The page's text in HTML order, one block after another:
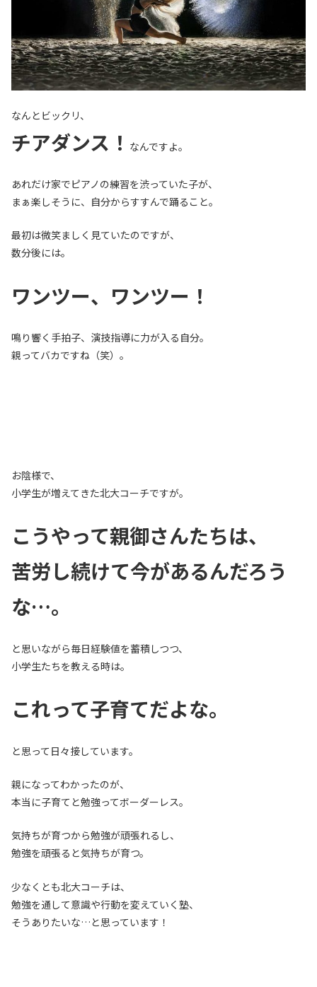
なんとビックリ、
チアダンス！ なんですよ。
あれだけ家でピアノの練習を渋っていた子が、
まぁ楽しそうに、自分からすすんで踊ること。
最初は微笑ましく見ていたのですが、
数分後には。
ワンツー、ワンツー！
鳴り響く手拍子、演技指導に力が入る自分。
親ってバカですね（笑）。
お陰様で、
小学生が増えてきた北大コーチですが。
こうやって親御さんたちは、
苦労し続けて今があるんだろう
な…。
と思いながら毎日経験値を蓄積しつつ、
小学生たちを教える時は。
これって子育てだよな。
と思って日々接しています。
親になってわかったのが、
本当に子育てと勉強ってボーダーレス。
気持ちが育つから勉強が頑張れるし、
勉強を頑張ると気持ちが育つ。
少なくとも北大コーチは、
勉強を通して意識や行動を変えていく塾、
そうありたいな…と思っています！